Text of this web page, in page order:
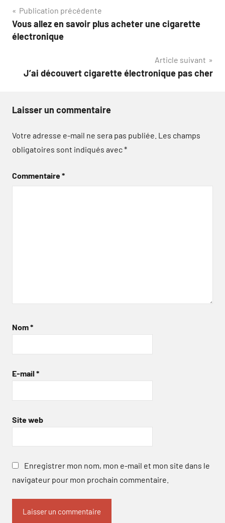
Navigation
de
Publication précédente
Vous allez en savoir plus acheter une cigarette
électronique
Article suivant
J’ai découvert cigarette électronique pas cher
Laisser un commentaire
Votre adresse e-mail ne sera pas publiée. Les champs
obligatoires sont indiqués avec*
Commentaire*
Nom*
E-mail *
Site web
Enregistrer mon nom, mon e-mail et mon site dans le
navigateur pour mon prochain commentaire.